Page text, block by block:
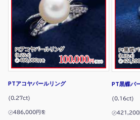
PTアコヤパールリング
(0.27ct)
㋱486,000円を
PT黒蝶パ
(0.16ct)
㋱421,200